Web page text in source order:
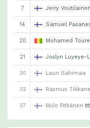
7 Jerry Voutilainen
14 Samuel
20 Mohamed Toure
21 Joslyn Luyeye-
30 Lauri Sahimaa
32 Rasmus
37 Miilo Pitkänen 🧤